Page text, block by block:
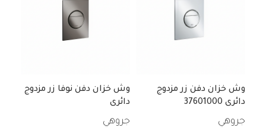
وش خزان دفن زر مزدوج
دائرى 37601000
جروهي
وش خزان دفن نوفا زر مزدوج
دائرى
جروهي